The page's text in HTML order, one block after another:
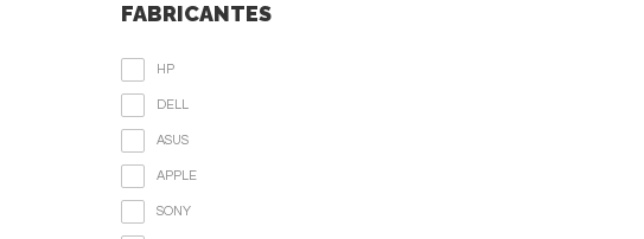
FABRICANTES
HP
DELL
ASUS
APPLE
SONY